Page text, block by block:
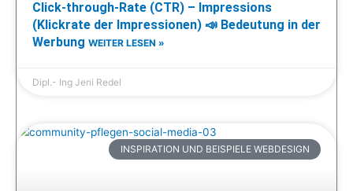
Click-through-Rate (CTR) – Impressions
(Klickrate der Impressionen) 📣 Bedeutung in der
Werbung WEITER LESEN »
Dipl.- Ing Jeni Redel
INSPIRATION UND BEISPIELE WEBDESIGN